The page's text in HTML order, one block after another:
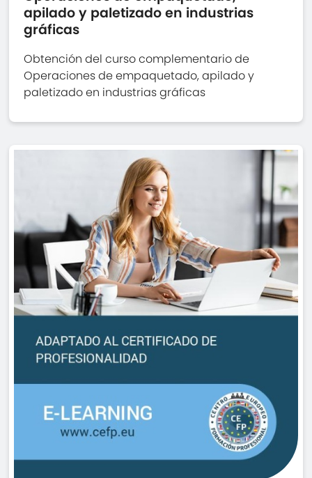
apilado y paletizado en industrias
gráficas
Obtención del curso complementario de
Operaciones de empaquetado, apilado y
paletizado en industrias gráficas